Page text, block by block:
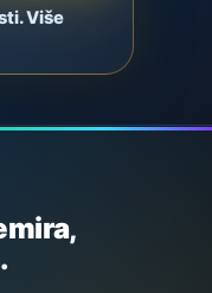
Više